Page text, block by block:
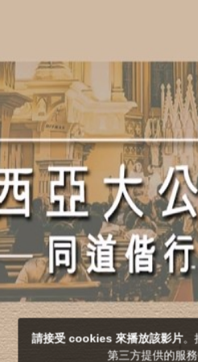
請接受 cookies 來播放該影片。
第三方提供的服